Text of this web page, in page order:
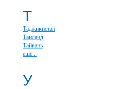
Т
Таджикистан
Таиланд
Тайвань
ещё...
У